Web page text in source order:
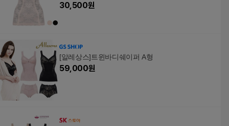
30,500원
[알레상스]트윈바디쉐이퍼 A형
59,000원